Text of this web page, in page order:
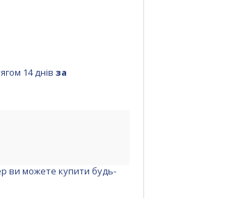
14 днів за
ви можете купити будь-